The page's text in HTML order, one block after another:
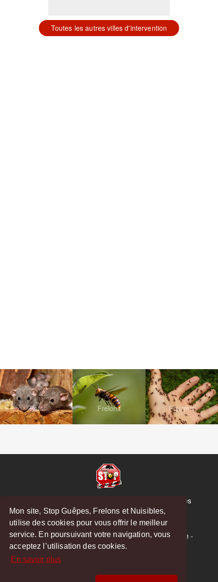
Mon site, Stop Guêpes, Frelons et Nuisibles,
utilise des cookies pour vous offrir le meilleur
service. En poursuivant votre navigation, vous
acceptez l’utilisation des cookies.
En savoir plus
Toutes les autres villes d'intervention
Rats Frelons Fourmis
© Copyright 2026 Stop Guêpes, Frelons et Nuisibles
Mentions légales
Créé parMattWeb
Saint-Gaudens-Saint-Girons-Boulogne-sur-Gesse-
Montréjeau